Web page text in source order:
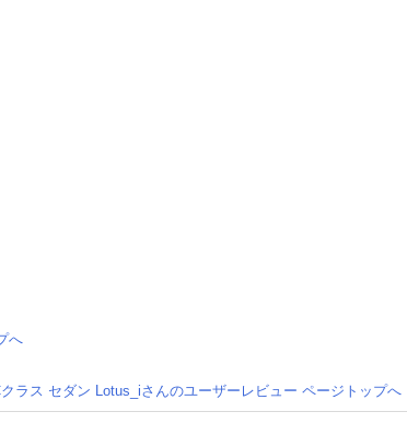
へ
ラス セダン Lotus_iさんのユーザーレビュー ページトップへ